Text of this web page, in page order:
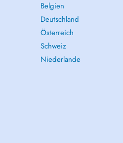
Belgien
Deutschland
Österreich
Schweiz
Niederlande